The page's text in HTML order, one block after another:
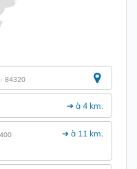
- 84320
➔ à 4 km.
➔ à 11 km.